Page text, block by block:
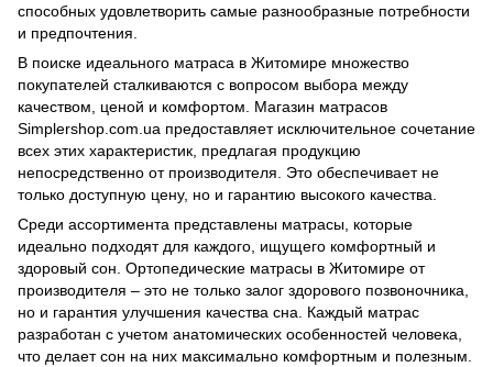
способных удовлетворить самые разнообразные потребности
и предпочтения.
В поиске идеального матраса в Житомире множество
покупателей сталкиваются с вопросом выбора между
качеством, ценой и комфортом. Магазин матрасов
Simplershop.com.ua предоставляет исключительное сочетание
всех этих характеристик, предлагая продукцию
непосредственно от производителя. Это обеспечивает не
только доступную цену, но и гарантию высокого качества.
Среди ассортимента представлены матрасы, которые
идеально подходят для каждого, ищущего комфортный и
здоровый сон. Ортопедические матрасы в Житомире от
производителя – это не только залог здорового позвоночника,
но и гарантия улучшения качества сна. Каждый матрас
разработан с учетом анатомических особенностей человека,
что делает сон на них максимально комфортным и полезным.